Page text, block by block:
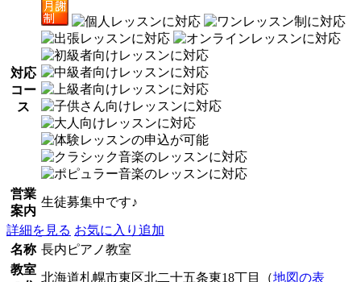
対応
コー
ス
営業
案内
生徒募集中です♪
詳細を見る お気に入り追加
名称 長内ピアノ教室
教室
北海道札幌市東区北二十五条東18丁目（地図の表